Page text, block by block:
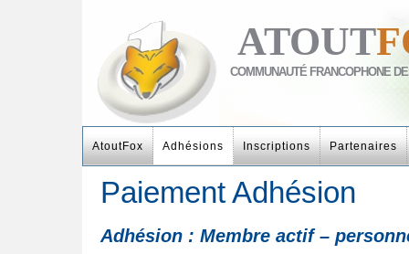
ATOUT
COMMUNAUTÉ FRANCOPHONE
AtoutFox Adhésions Inscriptions Partenaires
Paiement Adhésion
Adhésion : Membre actif –